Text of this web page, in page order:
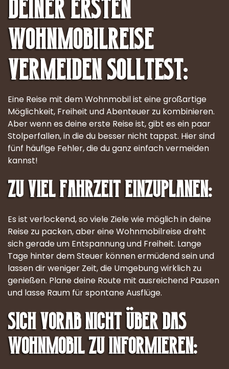
Wohnmobilreise
vermeiden solltest:
Eine Reise mit dem Wohnmobil ist eine großartige
Möglichkeit, Freiheit und Abenteuer zu kombinieren.
Aber wenn es deine erste Reise ist, gibt es ein paar
Stolperfallen, in die du besser nicht tappst. Hier sind
fünf häufige Fehler, die du ganz einfach vermeiden
kannst!
Zu viel Fahrzeit einzuplanen:
Es ist verlockend, so viele Ziele wie möglich in deine
Reise zu packen, aber eine Wohnmobilreise dreht
sich gerade um Entspannung und Freiheit. Lange
Tage hinter dem Steuer können ermüdend sein und
lassen dir weniger Zeit, die Umgebung wirklich zu
genießen. Plane deine Route mit ausreichend Pausen
und lasse Raum für spontane Ausflüge.
Sich vorab nicht über das
Wohnmobil zu informieren: